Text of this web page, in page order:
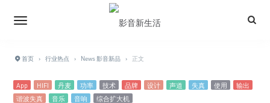
首页 › 行业热点 › News 影音新品 › 正文
App HIFI 丹麦 功率 技术 品牌 设计 声道 失真 使用
输出
谐波失真
音乐 音响 综合扩大机